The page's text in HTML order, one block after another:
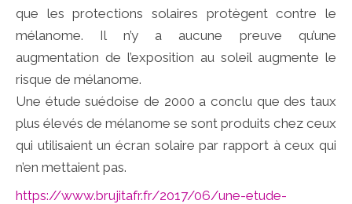
que les protections solaires protègent contre le
mélanome. Il n’y a aucune preuve qu’une
augmentation de l’exposition au soleil augmente le
risque de mélanome.
Une étude suédoise de 2000 a conclu que des taux
plus élevés de mélanome se sont produits chez ceux
qui utilisaient un écran solaire par rapport à ceux qui
n’en mettaient pas.
https://www.brujitafr.fr/2017/06/une-etude-